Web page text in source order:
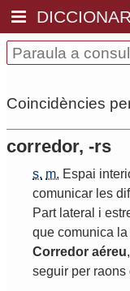
Coincidències
corredor, -rs
s. m. Espai
comunicar les
Part lateral i
que comunica la
Corredor aéreu,
seguir per raons